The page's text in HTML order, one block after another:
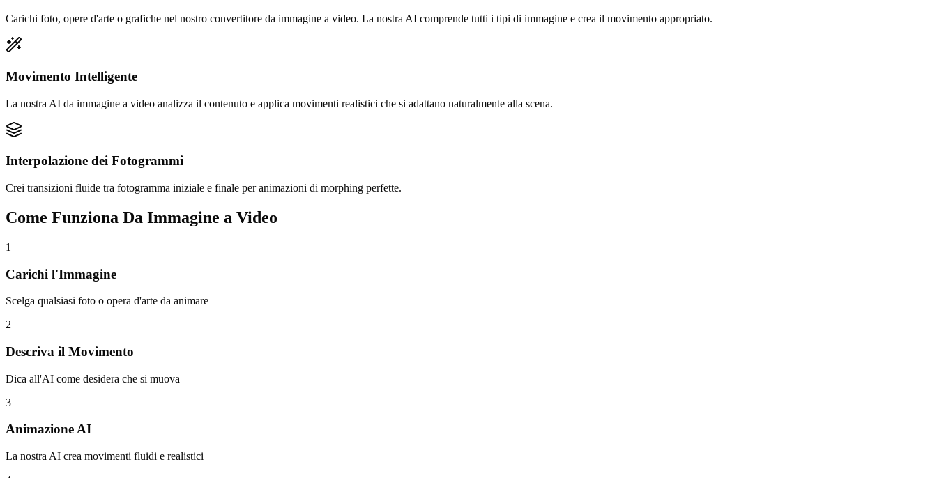
Carichi foto, opere d'arte o grafiche nel nostro convertitore da immagine a video. La nostra AI comprende tutti i tipi di immagine e crea il movimento appropriato.
Movimento Intelligente
La nostra AI da immagine a video analizza il contenuto e applica movimenti realistici che si adattano naturalmente alla scena.
Interpolazione dei Fotogrammi
Crei transizioni fluide tra fotogramma iniziale e finale per animazioni di morphing perfette.
Come Funziona Da Immagine a Video
1
Carichi l'Immagine
Scelga qualsiasi foto o opera d'arte da animare
2
Descriva il Movimento
Dica all'AI come desidera che si muova
3
Animazione AI
La nostra AI crea movimenti fluidi e realistici